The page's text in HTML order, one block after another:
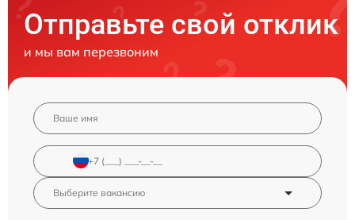
Отправьте свой отклик
и мы вам перезвоним